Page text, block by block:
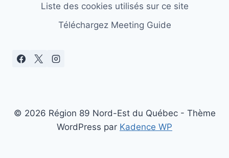
Liste des cookies utilisés sur ce site
Téléchargez Meeting Guide
© 2026 Région 89 Nord-Est du Québec - Thème
WordPress par Kadence WP